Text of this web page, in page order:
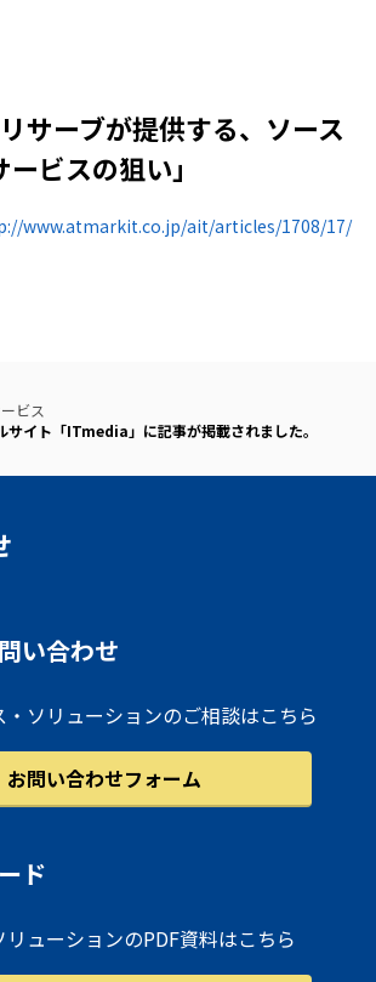
リサーブが提供する、ソース
ビスの狙い」
www.atmarkit.co.jp/ait/articles/1708/17/
ビス
サイト「ITmedia」に記事が掲載されました。
い合わせ
ソリューションのご相談はこちら
お問い合わせフォーム
ド
ューションのPDF資料はこちら